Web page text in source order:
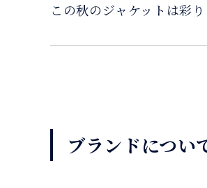
この秋のジャケットは彩
ブランドについ